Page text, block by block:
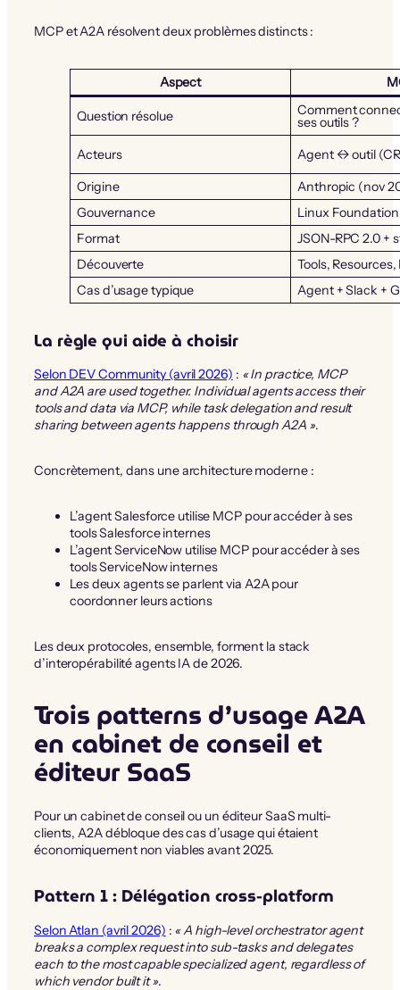
MCP et A2A résolvent deux problèmes distincts :
Aspect
Question résolue Comment
ses outils ?
Acteurs
Agent ↔ outil
Origine
Anthropic (nov
Gouvernance
Linux
Format
JSON-RPC 2.0 +
Découverte
Tools,
Cas d’usage typique
Agent + Slack +
La règle qui aide à choisir
Selon DEV Community (avril 2026) : « In practice, MCP
and A2A are used together. Individual agents access their
tools and data via MCP, while task delegation and result
sharing between agents happens through A2A ».
Concrètement, dans une architecture moderne :
L’agent Salesforce utilise MCP pour accéder à ses
tools Salesforce internes
L’agent ServiceNow utilise MCP pour accéder à ses
tools ServiceNow internes
Les deux agents se parlent via A2A pour
coordonner leurs actions
Les deux protocoles, ensemble, forment la stack
d’interopérabilité agents IA de 2026.
Trois patterns d’usage A2A
en cabinet de conseil et
éditeur SaaS
Pour un cabinet de conseil ou un éditeur SaaS multi-
clients, A2A débloque des cas d’usage qui étaient
économiquement non viables avant 2025.
Pattern 1 : Délégation cross-platform
Selon Atlan (avril 2026) : « A high-level orchestrator agent
breaks a complex request into sub-tasks and delegates
each to the most capable specialized agent, regardless of
which vendor built it ».